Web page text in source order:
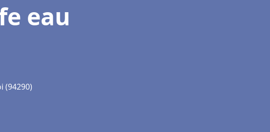
eau
(94290)